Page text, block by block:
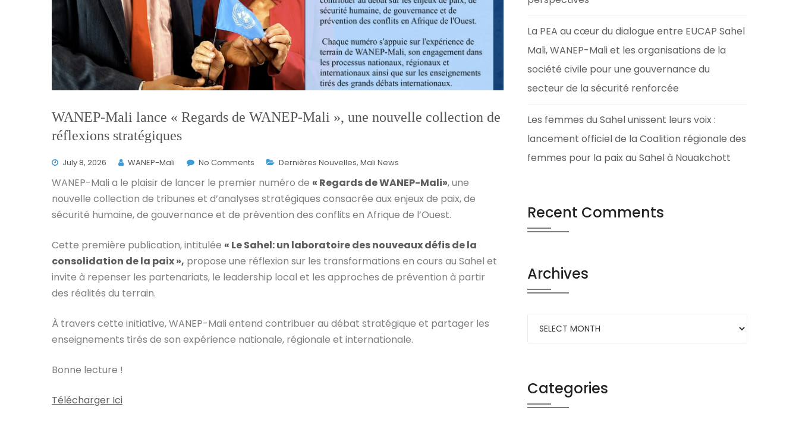
WANEP-Mali lance « Regards de WANEP-Mali », une nouvelle collection de
réflexions stratégiques
July 8, 2026 WANEP-Mali No Comments Dernières Nouvelles, Mali News
WANEP-Mali a le plaisir de lancer le premier numéro de « Regards de WANEP-Mali», une
nouvelle collection de tribunes et d’analyses stratégiques consacrée aux enjeux de paix, de
sécurité humaine, de gouvernance et de prévention des conflits en Afrique de l’Ouest.
Cette première publication, intitulée « Le Sahel: un laboratoire des nouveaux défis de la
consolidation de la paix », propose une réflexion sur les transformations en cours au Sahel et
invite à repenser les partenariats, le leadership local et les approches de prévention à partir
des réalités du terrain.
À travers cette initiative, WANEP-Mali entend contribuer au débat stratégique et partager les
enseignements tirés de son expérience nationale, régionale et internationale.
Bonne lecture !
Télécharger Ici
La PEA au cœur du dialogue entre EUCAP Sahel
Mali, WANEP-Mali et les organisations de la
société civile pour une gouvernance du
secteur de la sécurité renforcée
Les femmes du Sahel unissent leurs voix :
lancement officiel de la Coalition régionale des
femmes pour la paix au Sahel à Nouakchott
Recent Comments
Archives
Categories